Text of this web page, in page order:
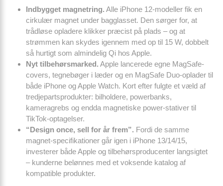
Indbygget magnetring. Alle iPhone 12-modeller fik en
cirkulær magnet under bagglasset. Den sørger for, at
trådløse opladere klikker præcist på plads – og at
strømmen kan skydes igennem med op til 15 W, dobbelt
så hurtigt som almindelig Qi hos Apple.
Nyt tilbehørsmarked. Apple lancerede egne MagSafe-
covers, tegnebøger i læder og en MagSafe Duo-oplader til
både iPhone og Apple Watch. Kort efter fulgte et væld af
tredjepartsprodukter: bilholdere, powerbanks,
kameragrebs og endda magnetiske power-stativer til
TikTok-optagelser.
“Design once, sell for år frem”. Fordi de samme
magnet-specifikationer går igen i iPhone 13/14/15,
investerer både Apple og tilbehørs­producenter langsigtet
– kunderne belønnes med et voksende katalog af
kompatible produkter.